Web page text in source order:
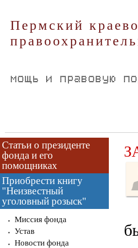
Пермский
Статьи о президенте
фонда и его
помощниках
Приобрести книгу
"Неизвестный
уголовный розыск"
Миссия фонда
Устав
Новости фонда